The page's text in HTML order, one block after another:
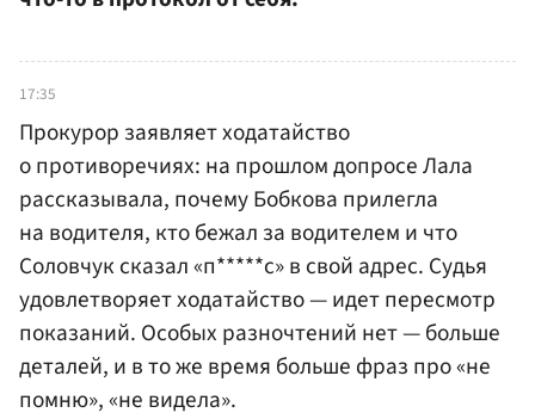
17:35
Прокурор заявляет ходатайство
о противоречиях: на прошлом допросе Лала
рассказывала, почему Бобкова прилегла
на водителя, кто бежал за водителем и что
Соловчук сказал «п*****с» в свой адрес. Судья
удовлетворяет ходатайство — идет пересмотр
показаний. Особых разночтений нет — больше
деталей, и в то же время больше фраз про «не
помню», «не видела».